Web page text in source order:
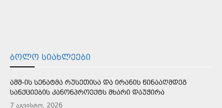
ᲑᲝᲚᲝ ᲡᲘᲐᲮᲚᲔᲔᲑᲘ
ᲐᲨᲨ-ᲘᲡ ᲡᲔᲜᲐᲢᲛᲐ ᲠᲣᲡᲔᲗᲘᲡᲐ ᲓᲐ ᲘᲠᲐᲜᲘᲡ ᲬᲘᲜᲐᲐᲦᲛᲓᲔᲒ
ᲡᲐᲜᲥᲪᲘᲔᲑᲘᲡ ᲙᲐᲜᲝᲜᲞᲠᲝᲔᲥᲢᲡ ᲛᲮᲐᲠᲘ ᲓᲐᲣᲭᲘᲠᲐ
7 აგვისტო, 2026